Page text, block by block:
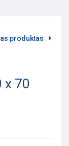
produktas
x 70